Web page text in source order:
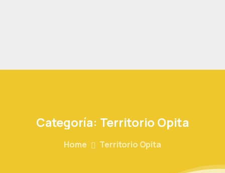
Categoría: Territorio Opita
Home Territorio Opita